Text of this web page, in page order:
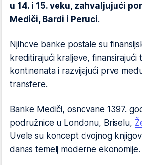
u 14. i 15. veku, zahvaljujući
Mediči, Bardi i Peruci.
Njihove banke postale su
kreditirajući kraljeve, finansirajući
kontinenata i razvijajući prve
transfere.
Banke Mediči, osnovane 1397.
podružnice u Londonu, Briselu,
Uvele su koncept dvojnog
danas temelj moderne ekonomije.